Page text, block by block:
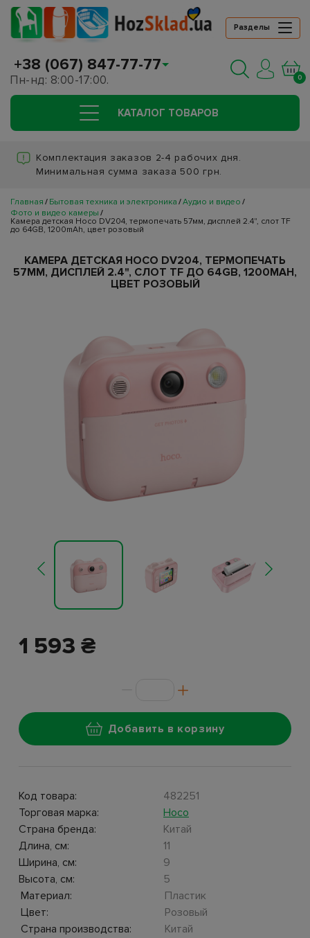
Разделы
+38 (067) 847-77-77
Пн-нд: 8:00-17:00. 0
КАТАЛОГ ТОВАРОВ
Комплектация заказов 2-4 рабочих дня.
Минимальная сумма заказа 500 грн.
Главная Бытовая техника и электроника Аудио и видео
Фото и видео камеры
Камера детская Hoco DV204, термопечать 57мм, дисплей 2.4", слот TF
до 64GB, 1200mAh, цвет розовый
КАМЕРА ДЕТСКАЯ HOCO DV204, ТЕРМОПЕЧАТЬ
57ММ, ДИСПЛЕЙ 2.4", СЛОТ TF ДО 64GB, 1200MAH,
ЦВЕТ РОЗОВЫЙ
1 593 ₴
Добавить в корзину
Код товара:
482251
Торговая марка:
Hoco
Страна бренда:
Китай
Длина, см:
11
Ширина, см:
9
Высота, см:
5
Материал:
Пластик
Цвет:
Розовый
Страна производства:
Китай